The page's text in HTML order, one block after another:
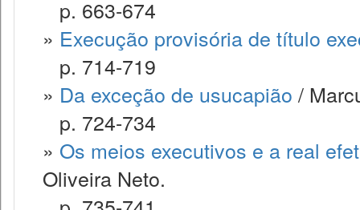
p. 663-674
» Execução provisória de título
p. 714-719
» Da exceção de usucapião /
p. 724-734
» Os meios executivos e a real
Oliveira Neto.